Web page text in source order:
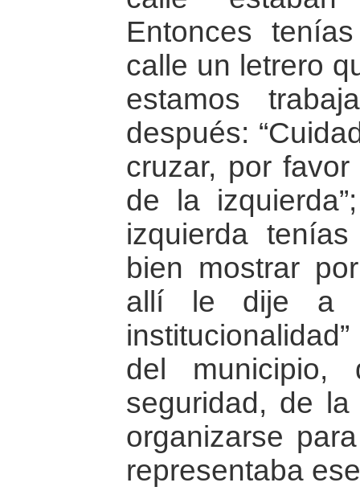
Entonces
calle un letrero
estamos
después:
cruzar, por
de la
izquierda
bien mostrar
allí le dije a
del municipio,
seguridad, de
organizarse
representaba